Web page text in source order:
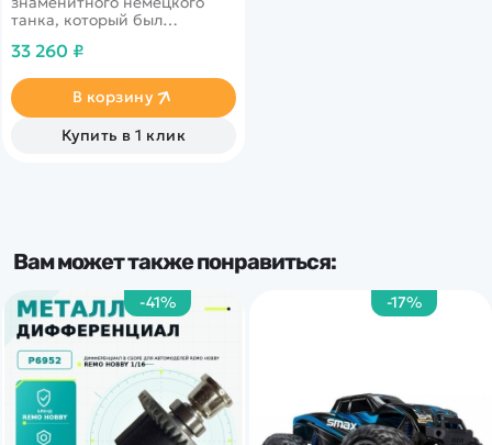
танка, который был
сцене. Отличительной
наличие металлической
ходовой и гусениц, а это
значит, что длительность
использования будет
33 260 ₽
В корзину
Купить в 1 клик
Вам может также понравиться:
-17%
-41%